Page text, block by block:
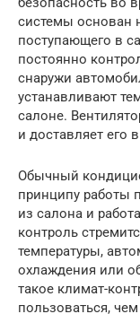
системы основан
поступающего в
постоянно
снаружи
устанавливают
салоне.
и доставляет его
Обычный
принципу работы
из салона и
контроль
температуры,
охлаждения или
такое климат-
пользоваться,